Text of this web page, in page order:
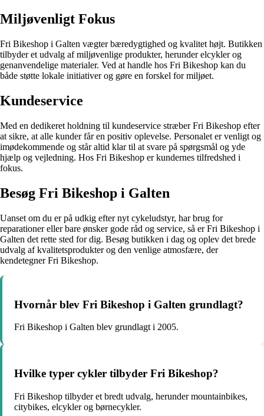
Miljøvenligt Fokus
Fri Bikeshop i Galten vægter bæredygtighed og kvalitet højt. Butikken
tilbyder et udvalg af miljøvenlige produkter, herunder elcykler og
genanvendelige materialer. Ved at handle hos Fri Bikeshop kan du
både støtte lokale initiativer og gøre en forskel for miljøet.
Kundeservice
Med en dedikeret holdning til kundeservice stræber Fri Bikeshop efter
at sikre, at alle kunder får en positiv oplevelse. Personalet er venligt og
imødekommende og står altid klar til at svare på spørgsmål og yde
hjælp og vejledning. Hos Fri Bikeshop er kundernes tilfredshed i
fokus.
Besøg Fri Bikeshop i Galten
Uanset om du er på udkig efter nyt cykeludstyr, har brug for
reparationer eller bare ønsker gode råd og service, så er Fri Bikeshop i
Galten det rette sted for dig. Besøg butikken i dag og oplev det brede
udvalg af kvalitetsprodukter og den venlige atmosfære, der
kendetegner Fri Bikeshop.
Hvornår blev Fri Bikeshop i Galten grundlagt?
Fri Bikeshop i Galten blev grundlagt i 2005.
Hvilke typer cykler tilbyder Fri Bikeshop?
Fri Bikeshop tilbyder et bredt udvalg, herunder mountainbikes,
citybikes, elcykler og børnecykler.